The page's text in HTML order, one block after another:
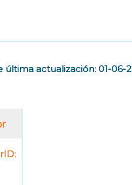
última actualización: 01-06-